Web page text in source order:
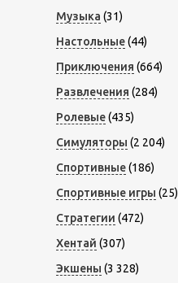
Музыка (31)
Настольные(44)
Приключения (664)
Развлечения (284)
Ролевые(435)
Симуляторы (2 204)
Спортивные(186)
Спортивные игры (25)
Стратегии (472)
Хентай (307)
Экшены (3 328)